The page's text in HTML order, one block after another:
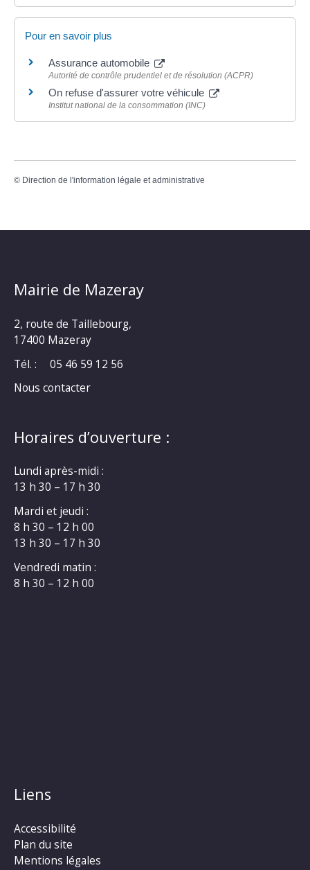
Pour en savoir plus
Assurance automobile
Autorité de contrôle prudentiel et de résolution (ACPR)
On refuse d'assurer votre véhicule
Institut national de la consommation (INC)
© Direction de l'information légale et administrative
Mairie de Mazeray
2, route de Taillebourg,
17400 Mazeray
Tél. :
05 46 59 12 56
Nous contacter
Horaires d’ouverture :
Lundi après-midi :
13 h 30 – 17 h 30
Mardi et jeudi :
8 h 30 – 12 h 00
13 h 30 – 17 h 30
Vendredi matin :
8 h 30 – 12 h 00
Liens
Accessibilité
Plan du site
Mentions légales